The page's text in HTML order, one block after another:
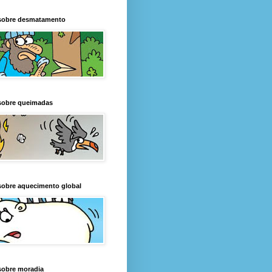
desmatamento
queimadas
aquecimento global
moradia